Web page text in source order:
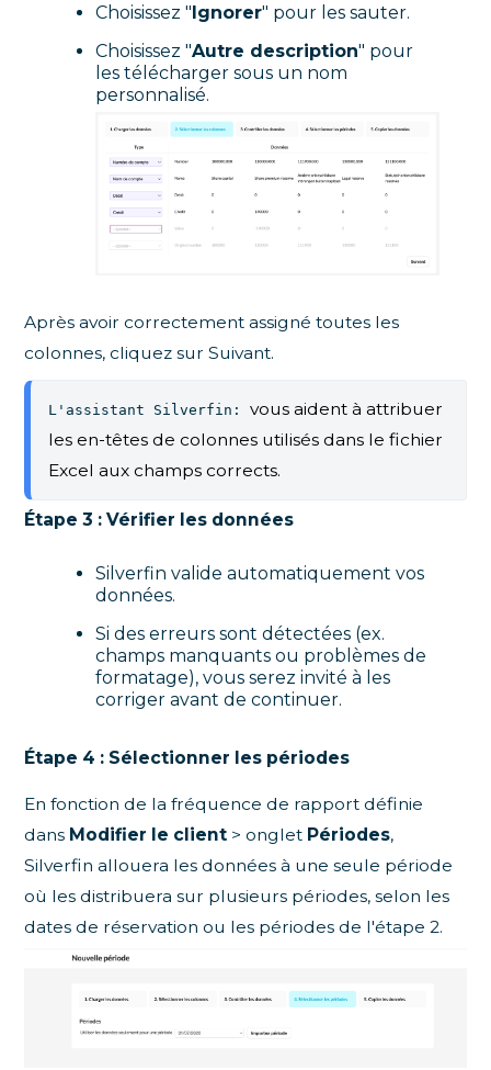
Choisissez "Ignorer" pour les sauter.
Choisissez "Autre description" pour
les télécharger sous un nom
personnalisé.
Après avoir correctement assigné toutes les
colonnes, cliquez sur Suivant.
L'assistant Silverfin: vous aident à attribuer
les en-têtes de colonnes utilisés dans le fichier
Excel aux champs corrects.
Étape 3 : Vérifier les données
Silverfin valide automatiquement vos
données.
Si des erreurs sont détectées (ex.
champs manquants ou problèmes de
formatage), vous serez invité à les
corriger avant de continuer.
Étape 4 : Sélectionner les périodes
En fonction de la fréquence de rapport définie
dans Modifier le client > onglet Périodes,
Silverfin allouera les données à une seule période
où les distribuera sur plusieurs périodes, selon les
dates de réservation ou les périodes de l'étape 2.